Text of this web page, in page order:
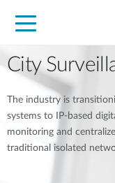
Dla Domu
Dla Firm
Dla Przemysłu
Gdzie Kupić
Wsparcie
Materiały
Partnerzy
City
The industry is
systems to IP-based
monitoring and
traditional isolated